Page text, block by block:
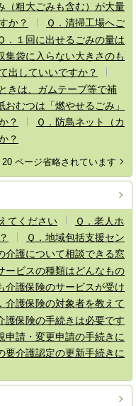
（粗大ごみも含む）が大量
か？
Ｑ．清掃工場へご
．１回に出せるごみの量は
集袋に入らない大きさのも
出していいですか？
きは、ガムテープ等で補
おむつは「燃やせるごみ」
？
Ｑ．防鳥ネット（カ
？
20 ページ省略されています
てください
Ｑ．老人ホ
Ｑ．地域包括支援セン
介護について相談できる窓
ービスの種類はどんなもの
介護保険のサービスが受け
介護保険の対象者を教えて
護保険の手続きは必要です
申請・変更申請の手続きに
要介護認定の更新手続きに